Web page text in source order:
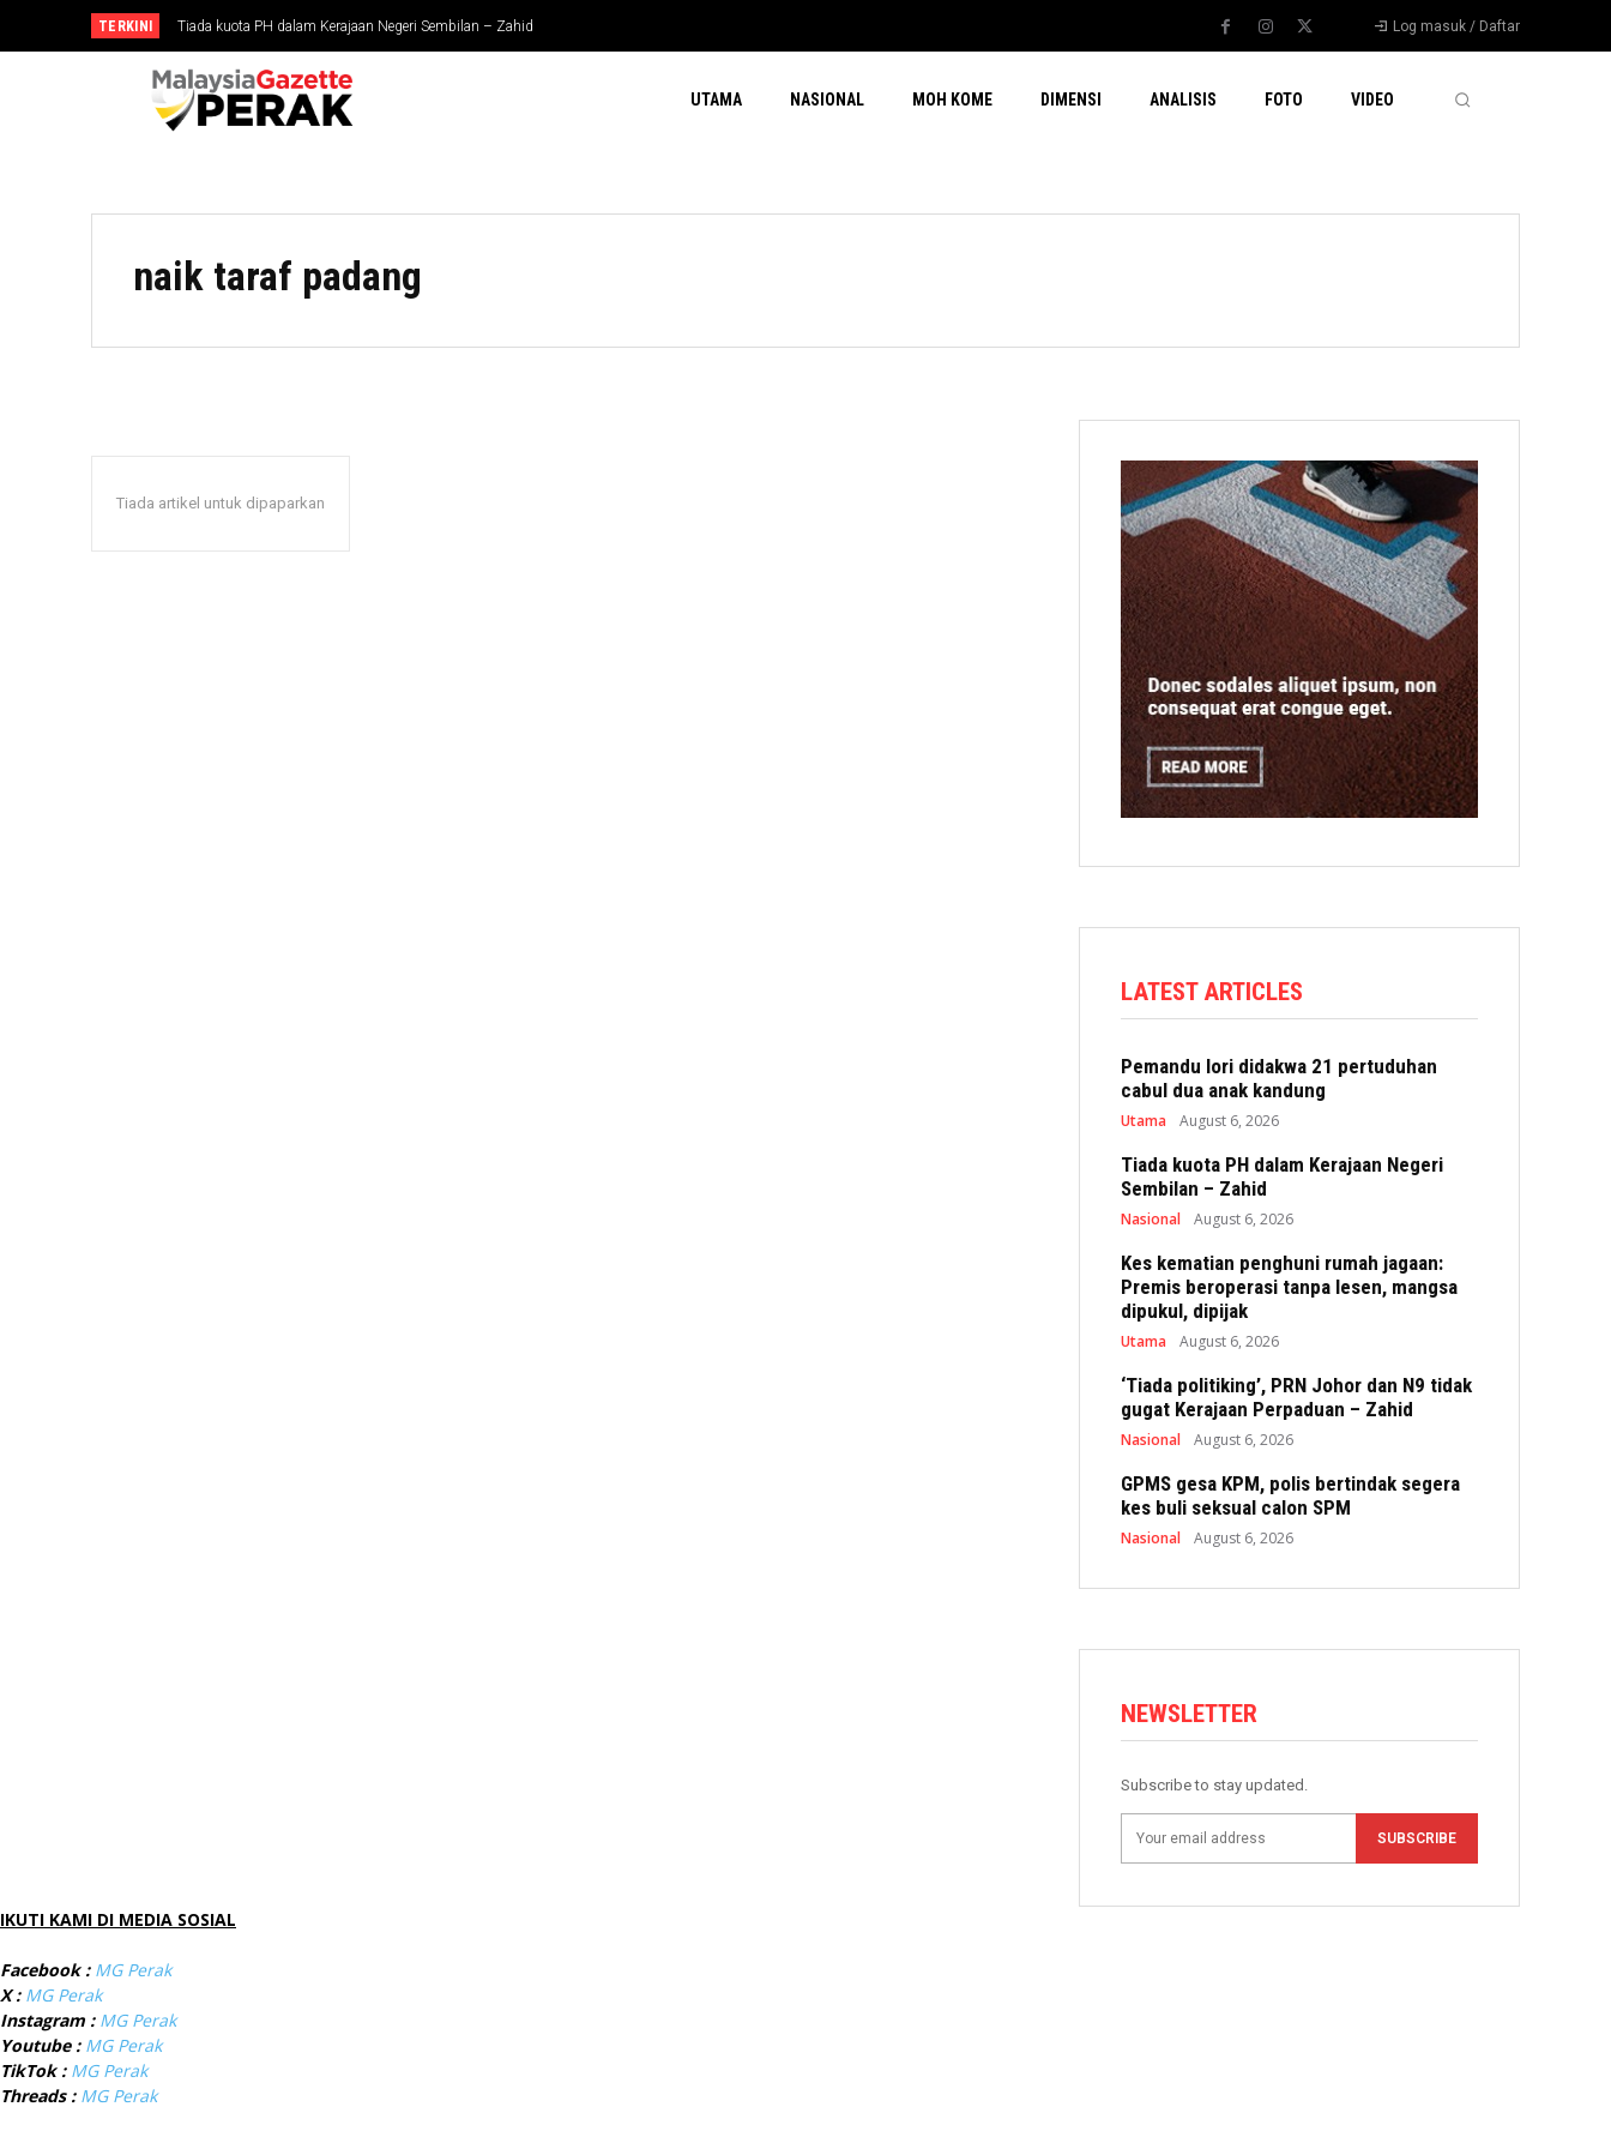
TERKINI Tiada kuota PH dalam Kerajaan Negeri Sembilan – Zahid Log masuk / Daftar
UTAMA NASIONAL MOH KOME DIMENSI ANALISIS FOTO VIDEO
naik taraf padang
Tiada artikel untuk dipaparkan
LATEST ARTICLES
Pemandu lori didakwa 21 pertuduhan
cabul dua anak kandung
Utama August 6, 2026
Tiada kuota PH dalam Kerajaan Negeri
Sembilan – Zahid
Nasional August 6, 2026
Kes kematian penghuni rumah jagaan:
Premis beroperasi tanpa lesen, mangsa
dipukul, dipijak
Utama August 6, 2026
‘Tiada politiking’, PRN Johor dan N9 tidak
gugat Kerajaan Perpaduan – Zahid
Nasional August 6, 2026
GPMS gesa KPM, polis bertindak segera
kes buli seksual calon SPM
Nasional August 6, 2026
NEWSLETTER
Subscribe to stay updated.
SUBSCRIBE
IKUTI KAMI DI MEDIA SOSIAL
Facebook : MG Perak
X : MG Perak
Instagram : MG Perak
Youtube : MG Perak
TikTok : MG Perak
Threads : MG Perak